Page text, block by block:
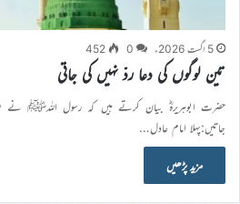
5 اگست 2026ء 0
452
تین لوگوں کی دعا ردّ نہیں کی جاتی
حضرت ابوہریرہؓ بیان کرتے ہیں کہ رسول اللہﷺ نے
جاتیں:پہلا امام عادل…
مزید پڑھیں